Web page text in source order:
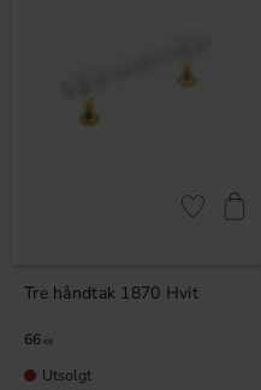
Tre håndtak 1870 Hvit
66 KR
Lagre som
Utsolgt